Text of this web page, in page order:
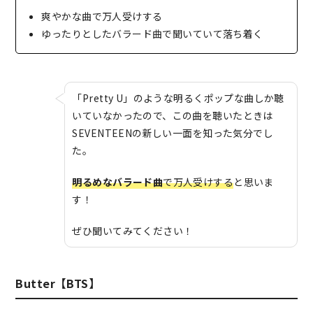
爽やかな曲で万人受けする
ゆったりとしたバラード曲で聞いていて落ち着く
「Pretty U」のような明るくポップな曲しか聴
いていなかったので、この曲を聴いたときは
SEVENTEENの新しい一面を知った気分でし
た。
明るめなバラード曲で万人受けすると思いま
す！
ぜひ聞いてみてください！
Butter【BTS】